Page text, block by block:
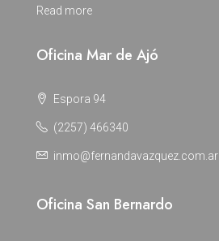
Read more
Oficina Mar de Ajó
Espora 94
(2257) 466340
inmo@fernandavazquez.com.ar
Oficina San Bernardo